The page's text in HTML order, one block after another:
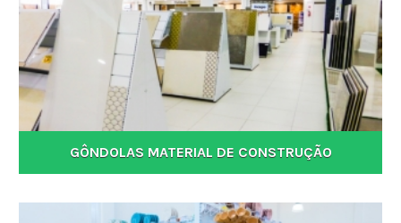
GÔNDOLAS MATERIAL DE CONSTRUÇÃO